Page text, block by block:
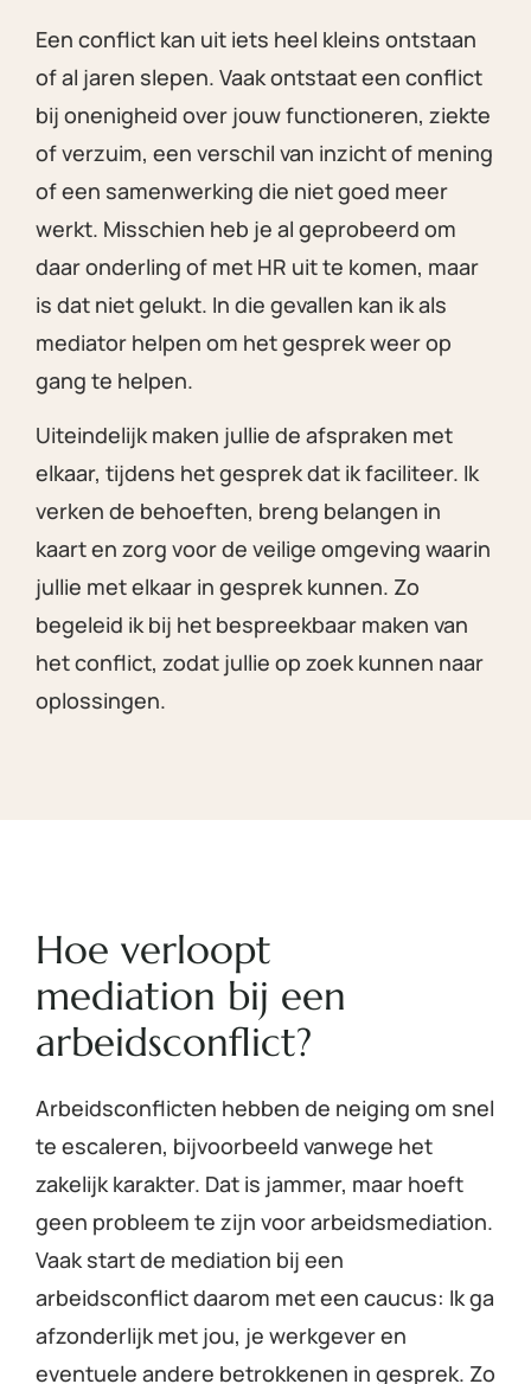
Een conflict kan uit iets heel kleins ontstaan
of al jaren slepen. Vaak ontstaat een conflict
bij onenigheid over jouw functioneren, ziekte
of verzuim, een verschil van inzicht of mening
of een samenwerking die niet goed meer
werkt. Misschien heb je al geprobeerd om
daar onderling of met HR uit te komen, maar
is dat niet gelukt. In die gevallen kan ik als
mediator helpen om het gesprek weer op
gang te helpen.
Uiteindelijk maken jullie de afspraken met
elkaar, tijdens het gesprek dat ik faciliteer. Ik
verken de behoeften, breng belangen in
kaart en zorg voor de veilige omgeving waarin
jullie met elkaar in gesprek kunnen. Zo
begeleid ik bij het bespreekbaar maken van
het conflict, zodat jullie op zoek kunnen naar
oplossingen.
Hoe verloopt
mediation bij een
arbeidsconflict?
Arbeidsconflicten hebben de neiging om snel
te escaleren, bijvoorbeeld vanwege het
zakelijk karakter. Dat is jammer, maar hoeft
geen probleem te zijn voor arbeidsmediation.
Vaak start de mediation bij een
arbeidsconflict daarom met een caucus: Ik ga
afzonderlijk met jou, je werkgever en
eventuele andere betrokkenen in gesprek. Zo